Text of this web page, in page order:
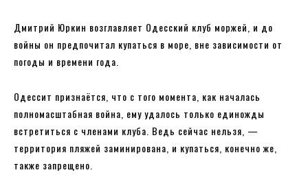
Дмитрий Юркин возглавляет Одесский клуб моржей, и до
войны он предпочитал купаться в море, вне зависимости от
погоды и времени года.
Одессит признаётся, что с того момента, как началась
полномасштабная война, ему удалось только единожды
встретиться с членами клуба. Ведь сейчас нельзя, —
территория пляжей заминирована, и купаться, конечно же,
также запрещено.